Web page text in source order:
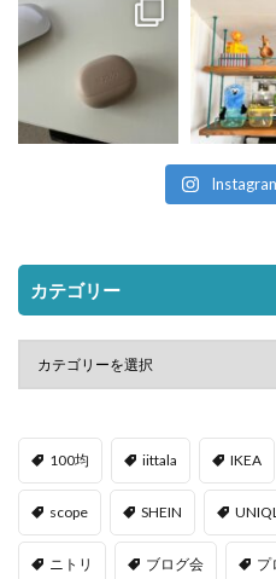
カテゴリー
100均 iittala IKEA
scope SHEIN
ニトリ ブログ会 プ